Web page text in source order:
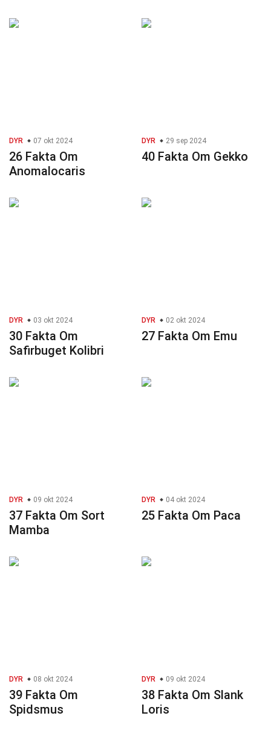
DYR 07 okt 2024
26 Fakta Om
Anomalocaris
DYR 29 sep 2024
40 Fakta Om Gekko
DYR 03 okt 2024
30 Fakta Om
Safirbuget Kolibri
DYR 02 okt 2024
27 Fakta Om Emu
DYR 09 okt 2024
37 Fakta Om Sort
Mamba
DYR 04 okt 2024
25 Fakta Om Paca
DYR 08 okt 2024
39 Fakta Om
Spidsmus
DYR 09 okt 2024
38 Fakta Om Slank
Loris